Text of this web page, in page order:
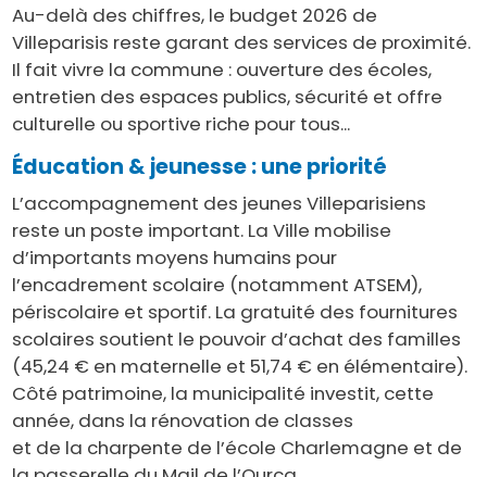
Au-delà des chiffres, le budget 2026 de
Villeparisis reste garant des services de proximité.
Il fait vivre la commune : ouverture des écoles,
entretien des espaces publics, sécurité et offre
culturelle ou sportive riche pour tous...
Éducation & jeunesse : une priorité
L’accompagnement des jeunes Villeparisiens
reste un poste important. La Ville mobilise
d’importants moyens humains pour
l’encadrement scolaire (notamment ATSEM),
périscolaire et sportif. La gratuité des fournitures
scolaires soutient le pouvoir d’achat des familles
(45,24 € en maternelle et 51,74 € en élémentaire).
Côté patrimoine, la municipalité investit, cette
année, dans la rénovation de classes
et de la charpente de l’école Charlemagne et de